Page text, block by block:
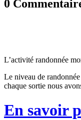
0
L’activité randonnée
Le niveau de
chaque sortie nous
En savoir